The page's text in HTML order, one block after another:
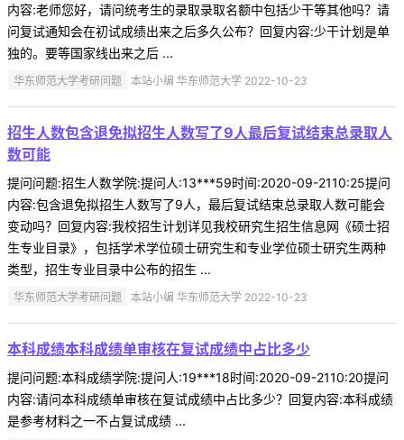
内容:老师您好，请问统考生的录取录取名额中包括少干等其他吗？请
问复试通知会在初试成绩出来之后多久公布？回复内容:少干计划是单
独的。要等国家线出来之后 ...
华东师范大学考研问题 本站小编 华东师范大学 2022-10-23
招生人数包含退免拟招生人数写了9人最后复试结束总录取人
数可能
提问问题:招生人数学院:提问人:13***59时间:2020-09-2110:25提问
内容:包含退免拟招生人数写了9人，最后复试结束总录取人数可能会
变动吗？回复内容:我校招生计划详见我校研究生招生信息网《硕士招
生专业目录》，包括学术学位硕士研究生和专业学位硕士研究生两种
类型，招生专业目录中公布的招生 ...
华东师范大学考研问题 本站小编 华东师范大学 2022-10-23
本科成绩本科成绩单审核在复试成绩中占比多少
提问问题:本科成绩学院:提问人:19***18时间:2020-09-2110:20提问
内容:请问本科成绩单审核在复试成绩中占比多少？回复内容:本科成绩
是参考材料之一不占复试成绩 ...